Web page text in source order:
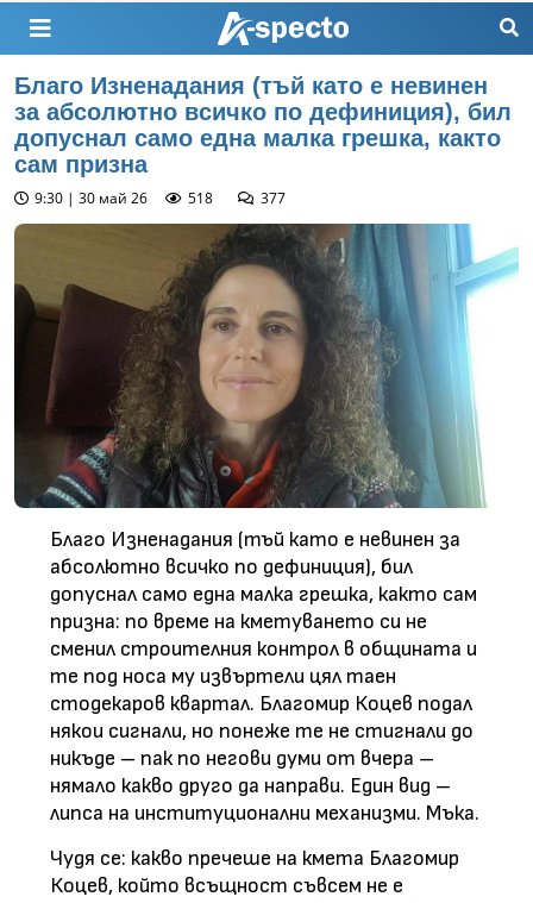
Благо Изненадания (тъй като е невинен
за абсолютно всичко по дефиниция), бил
допуснал само една малка грешка, както
сам призна
9:30 | 30 май 26 518 377
Благо Изненадания (тъй като е невинен за
абсолютно всичко по дефиниция), бил
допуснал само една малка грешка, както сам
призна: по време на кметуването си не
сменил строителния контрол в общината и
те под носа му извъртели цял таен
стодекаров квартал. Благомир Коцев подал
някои сигнали, но понеже те не стигнали до
никъде – пак по негови думи от вчера –
нямало какво друго да направи. Един вид –
липса на институционални механизми. Мъка.
Чудя се: какво пречеше на кмета Благомир
Коцев, който всъщност съвсем не е